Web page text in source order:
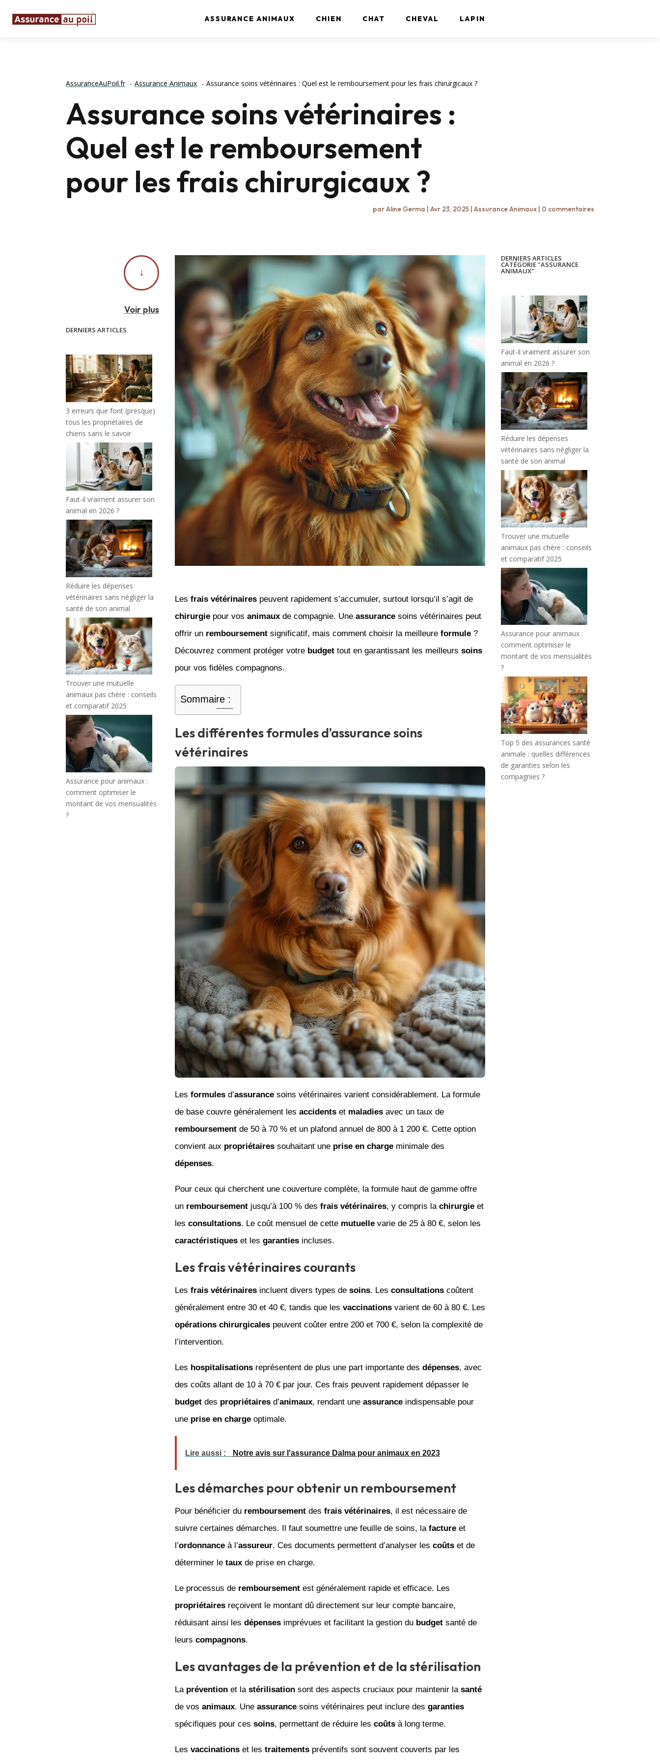
ASSURANCE ANIMAUX CHIEN CHAT CHEVAL LAPIN
AssuranceAuPoil.fr Assurance Animaux Assurance soins vétérinaires : Quel est le remboursement pour les frais chirurgicaux ?
Assurance soins vétérinaires :
Quel est le remboursement
pour les frais chirurgicaux ?
parAline Germa | Avr 23, 2025| Assurance Animaux| 0 commentaires
"
Voir plus
DERNIERS ARTICLES
3 erreurs que font (presque)
tous les propriétaires de
chiens sans le savoir
Faut-il vraiment assurer son
animal en 2026 ?
Réduire les dépenses
vétérinaires sans négliger la
santé de son animal
Trouver une mutuelle
animaux pas chère : conseils
et comparatif 2025
Assurance pour animaux :
comment optimiser le
montant de vos mensualités
?
Les frais vétérinairespeuvent rapidement s’accumuler, surtout lorsqu’il s’agit de
chirurgiepour vos animauxde compagnie. Une assurancesoins vétérinaires peut
offrir un remboursementsignificatif, mais comment choisir la meilleure formule?
Découvrez comment protéger votre budgettout en garantissant les meilleurs soins
pour vos fidèles compagnons.
Sommaire :
Les différentes formules d’assurance soins
vétérinaires
Les formulesd’assurancesoins vétérinaires varient considérablement. La formule
de base couvre généralement les accidentset maladiesavec un taux de
remboursementde 50 à 70 % et un plafond annuel de 800 à 1 200 €. Cette option
convient aux propriétairessouhaitant une prise en chargeminimale des
dépenses.
Pour ceux qui cherchent une couverture complète, la formule haut de gamme offre
un remboursementjusqu’à 100 % des frais vétérinaires, y compris la chirurgieet
les consultations. Le coût mensuel de cette mutuellevarie de 25 à 80 €, selon les
caractéristiqueset les garantiesincluses.
Les frais vétérinaires courants
Les frais vétérinairesincluent divers types de soins. Les consultationscoûtent
généralement entre 30 et 40 €, tandis que les vaccinationsvarient de 60 à 80 €. Les
opérations chirurgicalespeuvent coûter entre 200 et 700 €, selon la complexité de
l’intervention.
Les hospitalisationsreprésentent de plus une part importante des dépenses, avec
des coûts allant de 10 à 70 € par jour. Ces frais peuvent rapidement dépasser le
budgetdes propriétairesd’animaux, rendant une assuranceindispensable pour
une prise en chargeoptimale.
Lire aussi : Notre avis sur l'assurance Dalma pour animaux en 2023
Les démarches pour obtenir un remboursement
Pour bénéficier du remboursementdes frais vétérinaires, il est nécessaire de
suivre certaines démarches. Il faut soumettre une feuille de soins, la factureet
l’ordonnanceà l’assureur. Ces documents permettent d’analyser les coûtset de
déterminer le tauxde prise en charge.
Le processus de remboursementest généralement rapide et efficace. Les
propriétairesreçoivent le montant dû directement sur leur compte bancaire,
réduisant ainsi les dépensesimprévues et facilitant la gestion du budgetsanté de
leurs compagnons.
Les avantages de la prévention et de la stérilisation
La préventionet la stérilisationsont des aspects cruciaux pour maintenir la santé
de vos animaux. Une assurancesoins vétérinaires peut inclure des garanties
spécifiques pour ces soins, permettant de réduire les coûtsà long terme.
Les vaccinationset les traitementspréventifs sont souvent couverts par les
DERNIERS ARTICLES
CATÉGORIE "ASSURANCE
ANIMAUX"
Faut-il vraiment assurer son
animal en 2026 ?
Réduire les dépenses
vétérinaires sans négliger la
santé de son animal
Trouver une mutuelle
animaux pas chère : conseils
et comparatif 2025
Assurance pour animaux :
comment optimiser le
montant de vos mensualités
?
Top 5 des assurances santé
animale : quelles différences
de garanties selon les
compagnies ?